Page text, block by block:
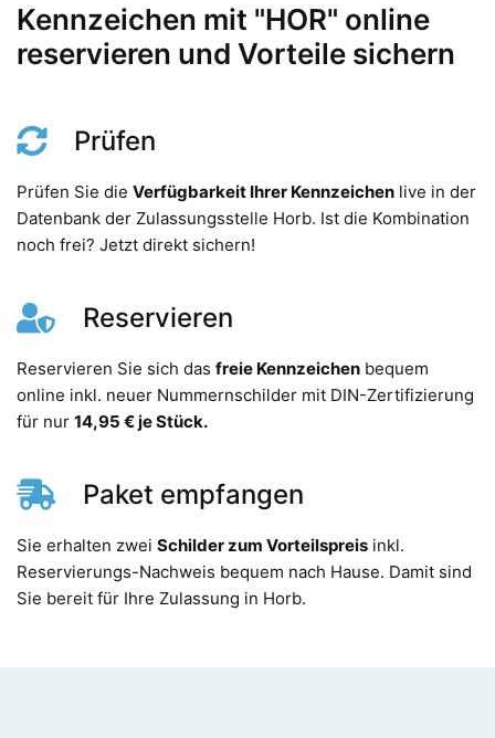
Kennzeichen mit "HOR" online
reservieren und Vorteile sichern
Prüfen
Prüfen Sie die Verfügbarkeit Ihrer Kennzeichen live in der
Datenbank der Zulassungsstelle Horb. Ist die Kombination
noch frei? Jetzt direkt sichern!
Reservieren
Reservieren Sie sich das freie Kennzeichen bequem
online inkl. neuer Nummernschilder mit DIN-Zertifizierung
für nur 14,95 € je Stück.
Paket empfangen
Sie erhalten zwei Schilder zum Vorteilspreis inkl.
Reservierungs-Nachweis bequem nach Hause. Damit sind
Sie bereit für Ihre Zulassung in Horb.